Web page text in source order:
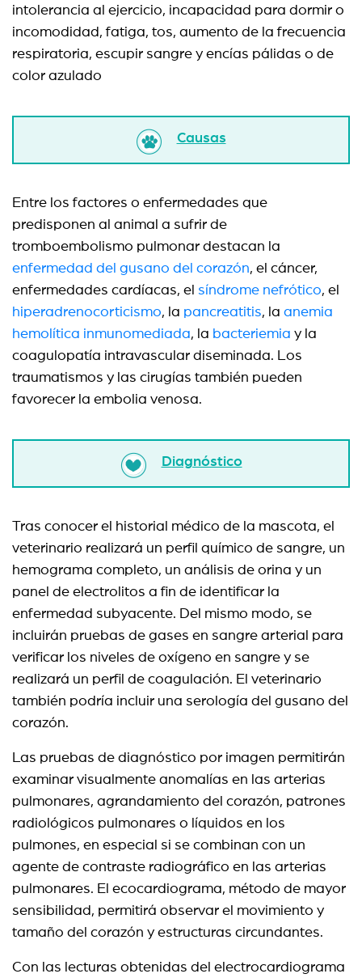
intolerancia al ejercicio, incapacidad para dormir o
incomodidad, fatiga, tos, aumento de la frecuencia
respiratoria, escupir sangre y encías pálidas o de
color azulado
Causas
Entre los factores o enfermedades que
predisponen al animal a sufrir de
tromboembolismo pulmonar destacan la
enfermedad del gusano del corazón, el cáncer,
enfermedades cardíacas, el síndrome nefrótico, el
hiperadrenocorticismo, la pancreatitis, la anemia
hemolítica inmunomediada, la bacteriemia y la
coagulopatía intravascular diseminada. Los
traumatismos y las cirugías también pueden
favorecer la embolia venosa.
Diagnóstico
Tras conocer el historial médico de la mascota, el
veterinario realizará un perfil químico de sangre, un
hemograma completo, un análisis de orina y un
panel de electrolitos a fin de identificar la
enfermedad subyacente. Del mismo modo, se
incluirán pruebas de gases en sangre arterial para
verificar los niveles de oxígeno en sangre y se
realizará un perfil de coagulación. El veterinario
también podría incluir una serología del gusano del
corazón.
Las pruebas de diagnóstico por imagen permitirán
examinar visualmente anomalías en las arterias
pulmonares, agrandamiento del corazón, patrones
radiológicos pulmonares o líquidos en los
pulmones, en especial si se combinan con un
agente de contraste radiográfico en las arterias
pulmonares. El ecocardiograma, método de mayor
sensibilidad, permitirá observar el movimiento y
tamaño del corazón y estructuras circundantes.
Con las lecturas obtenidas del electrocardiograma